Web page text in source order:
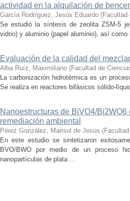
actividad en la alquilación de
García Rodríguez, Jesús Eduardo (
Se estudió la síntesis de zeolita ZSM-5
vidrio) y aluminio (papel aluminio), así
Evaluación de la calidad del
Alba Ruíz, Maximiliano (Facultad de
La carbonización hidrotérmica es un
Se realiza en reactores bifásicos sólido-
Nanoestructuras de BiVO4/
remediación ambiental
Pérez González, Marisol de Jesús (
En este estudio se sintetizaron
BVO/BWO por medio de un proceso
nanopartículas de plata ...